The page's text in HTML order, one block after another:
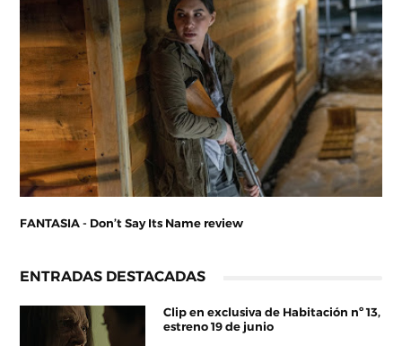
FANTASIA - Don’t Say Its Name review
ENTRADAS DESTACADAS
Clip en exclusiva de Habitación nº 13,
estreno 19 de junio